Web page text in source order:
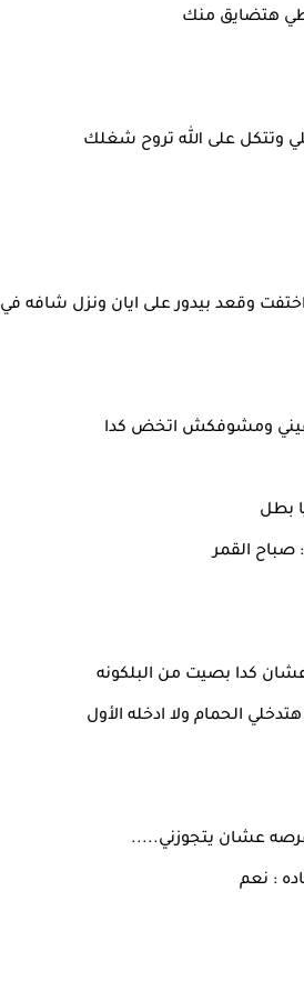
هتضايق منك
وتتكل على الله تروح شغلك
وقعد بيدور على ايان ونزل شافه في
عيني ومشوفكش اتخض كدا
بطل
القمر
كدا بصيت من البلكونه
الحمام ولا ادخله الأول
عشان يتجوزني.....
: نعم